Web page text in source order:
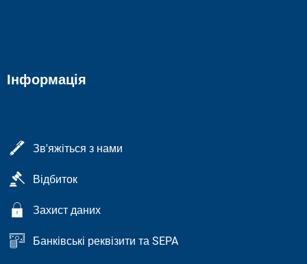
Інформація
Зв'яжіться з нами
Відбиток
Захист даних
Банківські реквізити та SEPA